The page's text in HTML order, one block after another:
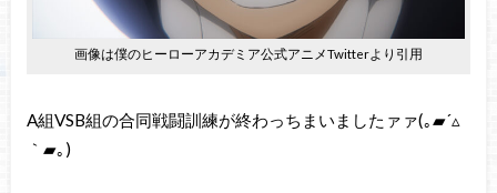
画像は僕のヒーローアカデミア公式アニメTwitterより引用
A組VSB組の合同戦闘訓練が終わっちまいましたァァ(｡▰´▵
｀▰｡)